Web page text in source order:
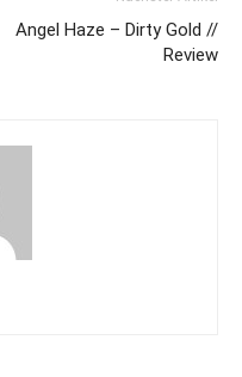
Angel Haze – Dirty Gold //
Review